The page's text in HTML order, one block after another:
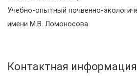
Учебно-опытный почвенно-
имени М.В. Ломоносова
Контактная информация